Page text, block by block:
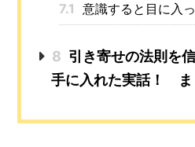
7.1 意識すると目に入
8 引き寄せの法則を
手に入れた実話！ ま